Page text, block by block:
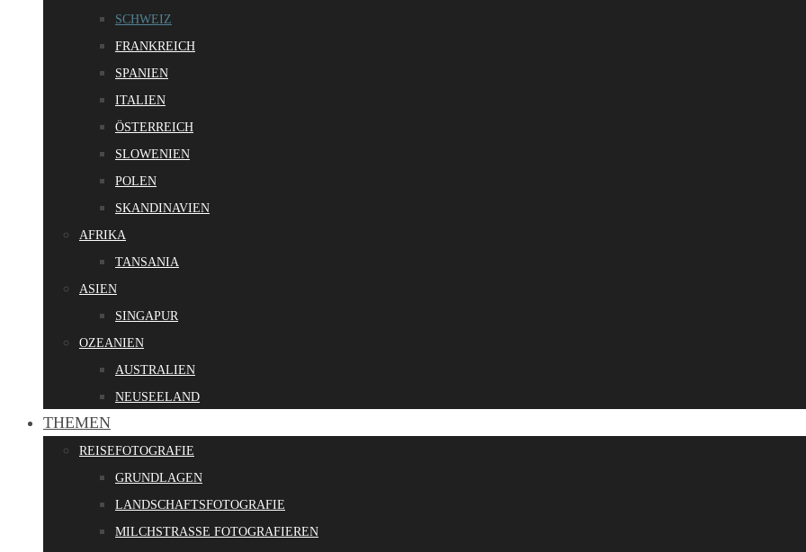
SCHWEIZ
FRANKREICH
SPANIEN
ITALIEN
ÖSTERREICH
SLOWENIEN
POLEN
SKANDINAVIEN
AFRIKA
TANSANIA
ASIEN
SINGAPUR
OZEANIEN
AUSTRALIEN
NEUSEELAND
THEMEN
REISEFOTOGRAFIE
GRUNDLAGEN
LANDSCHAFTSFOTOGRAFIE
MILCHSTRASSE FOTOGRAFIEREN